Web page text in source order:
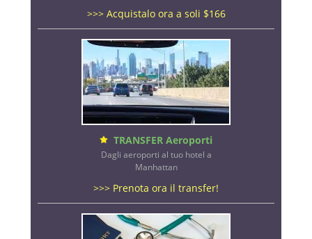
>>> Acquistalo ora a soli $166
TRANSFER Aeroporti
Dagli aeroporti al tuo hotel a
Manhattan
>>> Prenota ora il transfer!